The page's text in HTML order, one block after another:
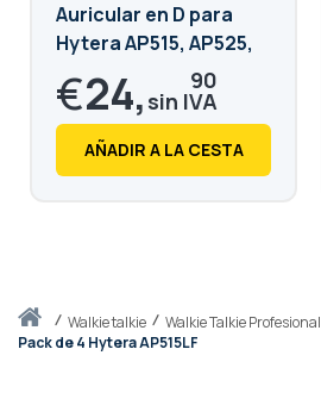
Inicio walkie talkie
Walkie Talkie Profesional
Pack de 4 Hytera AP515LF
Auricular en D para
Hytera AP515, AP525,
AP585 y BP515, BP565
€24, 90
€ 30,
AÑADIR A LA CESTA